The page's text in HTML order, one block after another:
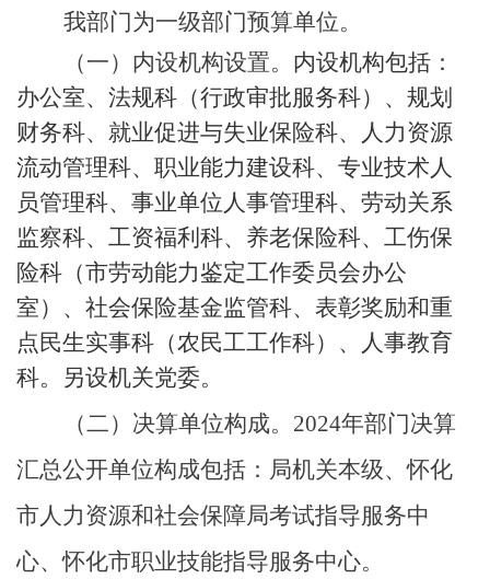
我部门为一级部门预算单位。
（一）内设机构设置。 内设机构包括：
办公室、法规科（行政审批服务科）、规划
财务科、就业促进与失业保险科、人力资源
流动管理科、职业能力建设科、专业技术人
员管理科、事业单位人事管理科、劳动关系
监察科、工资福利科、养老保险科、工伤保
险科 （市劳动能力鉴定工作委员会办公
室） 、社会保险基金监管科、 表彰奖励和重
点民生实事科（农民工工作科）、
人事教育
科。另设机关党委。
（二）决算单位构成。 2024年部门决算
汇总公开单位构成包括 ：局机关本级、怀化
市人力资源和社会保障局考试指导服务中
心、怀化市职业技能指导服务中心。